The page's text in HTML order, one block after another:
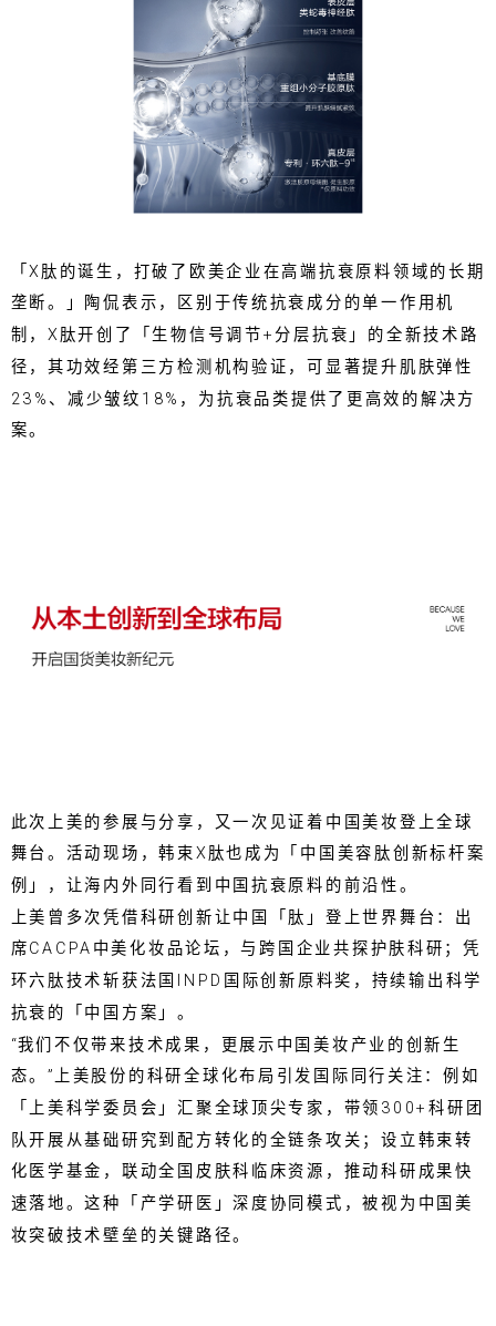
「X肽的诞生，打破了欧美企业在高端抗衰原料领域的长期
垄断。」陶侃表示，区别于传统抗衰成分的单一作用机
制，X肽开创了「生物信号调节+分层抗衰」的全新技术路
径，其功效经第三方检测机构验证，可显著提升肌肤弹性
23%、减少皱纹18%，为抗衰品类提供了更高效的解决方
案。
此次上美的参展与分享，又一次见证着中国美妆登上全球
舞台。活动现场，韩束X肽也成为「中国美容肽创新标杆案
例」，让海内外同行看到中国抗衰原料的前沿性。
上美曾多次凭借科研创新让中国「肽」登上世界舞台：出
席CACPA中美化妆品论坛，与跨国企业共探护肤科研；凭
环六肽技术斩获法国INPD国际创新原料奖，持续输出科学
抗衰的「中国方案」。
“我们不仅带来技术成果，更展示中国美妆产业的创新生
态。”上美股份的科研全球化布局引发国际同行关注：例如
「上美科学委员会」汇聚全球顶尖专家，带领300+科研团
队开展从基础研究到配方转化的全链条攻关；设立韩束转
化医学基金，联动全国皮肤科临床资源，推动科研成果快
速落地。这种「产学研医」深度协同模式，被视为中国美
妆突破技术壁垒的关键路径。